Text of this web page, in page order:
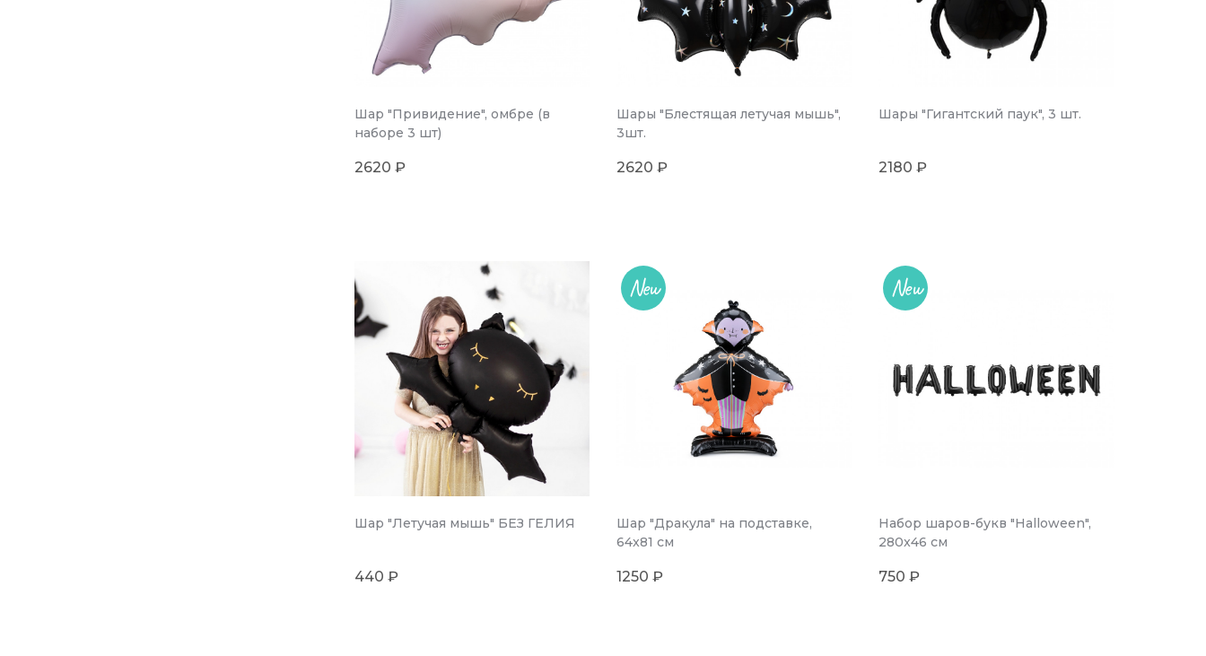
Шар "Привидение", омбре (в
наборе 3 шт)
2620 ₽
Шары "Блестящая летучая мышь",
3шт.
2620 ₽
Шары "Гигантский паук", 3 шт.
2180 ₽
Шар "Летучая мышь" БЕЗ ГЕЛИЯ
440 ₽
New
Шар "Дракула" на подставке,
64x81 см
1250 ₽
New
Набор шаров-букв "Halloween",
280x46 см
750 ₽